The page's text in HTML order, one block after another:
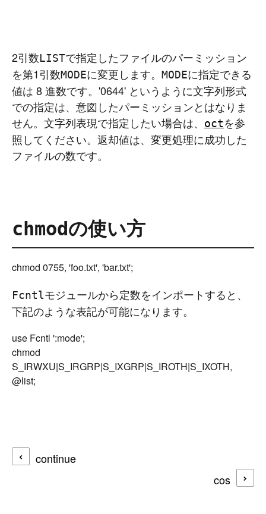
2引数LISTで指定したファイルのパーミッション
を第1引数MODEに変更します。 MODEに指定できる
値は 8 進数です。'0644' というように文字列形式
での指定は、意図したパーミッションとはなりま
せん。文字列表現で指定したい場合は、
octを参
照してください。返却値は、変更処理に成功した
ファイルの数です。
chmodの使い方
Fcntlモジュールから定数をインポートすると、
下記のような表記が可能になります。
use Fcntl ':mode';
chmod
S_IRWXU|S_IRGRP|S_IXGRP|S_IROTH|S_IXOTH,
continue
cos